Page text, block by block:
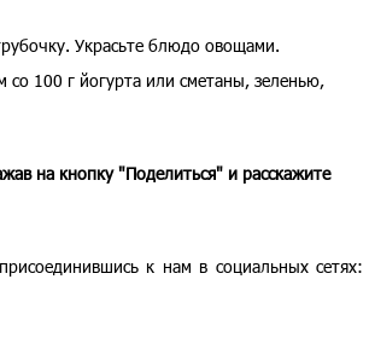
Украсьте блюдо овощами.
100 г йогурта или сметаны, зеленью,
на кнопку "Поделиться" и расскажите
к нам в социальных сетях: